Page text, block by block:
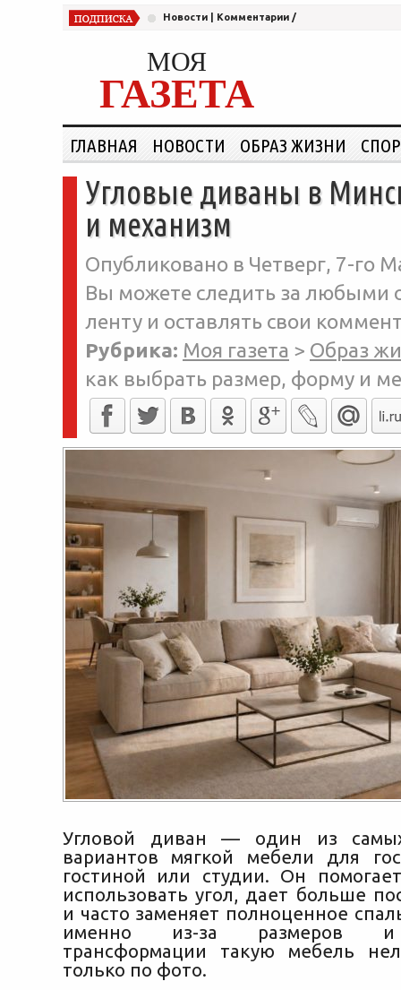
Новости Комментарии /
МОЯ
ГАЗЕТА
ГЛАВНАЯ НОВОСТИ ОБРАЗ ЖИЗНИ
Угловые диваны в
и механизм
Опубликовано в Четверг, 7-го
Вы можете следить за любыми
ленту и оставлять свои
Рубрика: Моя газета > Образ
как выбрать размер, форму и
Угловой диван — один из
вариантов мягкой мебели для
гостиной или студии. Он
использовать угол, дает больше
и часто заменяет полноценное
именно из-за размеров и
трансформации такую мебель
только по фото.